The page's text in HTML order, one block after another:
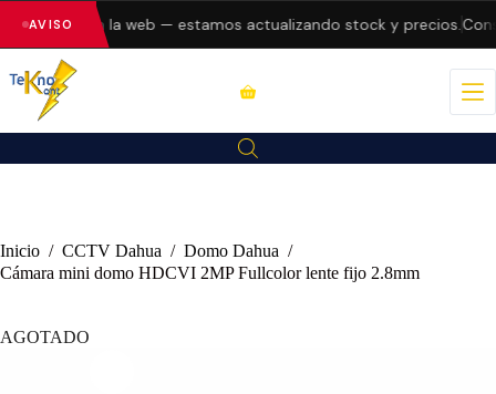
AVISO
errores en la web — estamos actualizando stock y precios.
Inicio / CCTV Dahua / Domo Dahua /
Cámara mini domo HDCVI 2MP Fullcolor lente fijo 2.8mm
AGOTADO